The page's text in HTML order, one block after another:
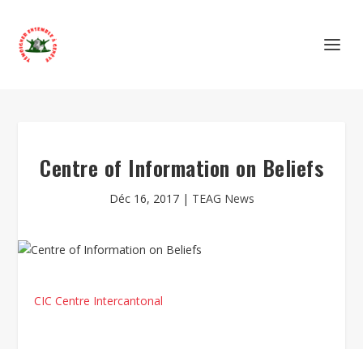
Centre of Information on Beliefs
Déc 16, 2017| TEAG News
CIC Centre Intercantonal